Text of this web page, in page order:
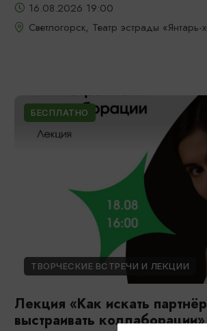
16.08.2026 19:00
Светлогорск, Театр эстрады «Янтарь-
БЕСПЛАТНО
ТВОРЧЕСКИЕ ВСТРЕЧИ И ЛЕКЦИИ
Лекция «Как искать
выстраивать коллаборации»